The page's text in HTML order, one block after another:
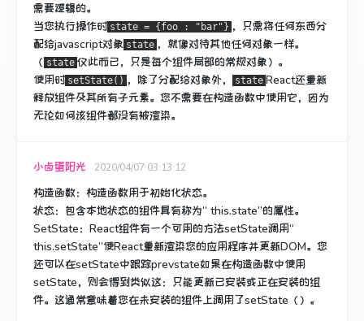
需要逻辑的。
当您执行操作时 state = {foo : "bar"} ，只需将任何东西分
配给javascript对象 state ，就像对待其他任何对象一样。
（ state 仅此而已，只是每个组件局部的常规对象）。
使用时 setState() ，除了分配给对象外， state React还重新
释放组件及其所有子元素。 您不需要在构造函数中使用它，因为
无论如何该组件都没有被渲染。
小卤蛋阳光 2020/04/07 03:13:12
构造函数：构造函数用于初始化状态。
状态：包含本地状态的组件具有称为“ this.state”的属性。
SetState：React组件有一个可用的方法setState调用“
this.setState”使React重新渲染您的应用程序并更新DOM。您
还可以在setState中跟踪prevstate如果在构造函数中使用
setState，则会得到类似这：只能更新已安装或正在安装的组
件。 这通常意味着您在未安装的组件上调用了setState（）。